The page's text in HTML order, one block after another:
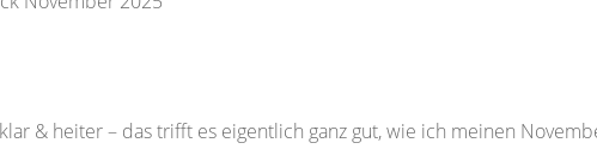
& heiter – das trifft es eigentlich ganz gut, wie ich meinen